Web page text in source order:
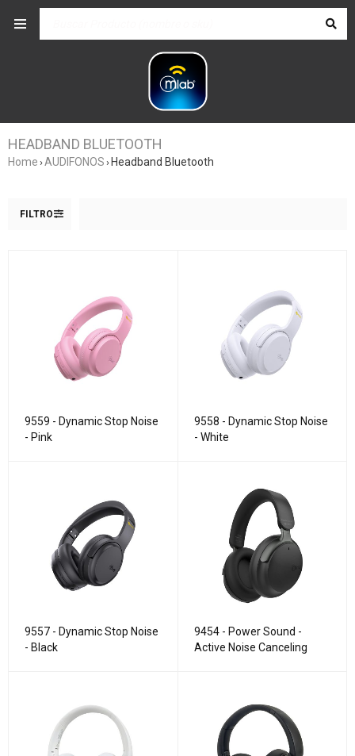
HEADBAND BLUETOOTH
Home ›AUDIFONOS › Headband Bluetooth
FILTRO
9559 - Dynamic Stop Noise
- Pink
9558 - Dynamic Stop Noise
- White
9557 - Dynamic Stop Noise
- Black
9454 - Power Sound -
Active Noise Canceling